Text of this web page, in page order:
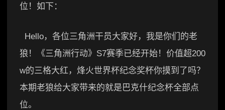
位！如下：
Hello，各位三角洲干员大家好，我是你们的老
狼！《三角洲行动》S7赛季已经开始！价值超200
w的三格大红，烽火世界杯纪念奖杯你摸到了吗？
本期老狼给大家带来的就是巴克什纪念杯全部点
位。